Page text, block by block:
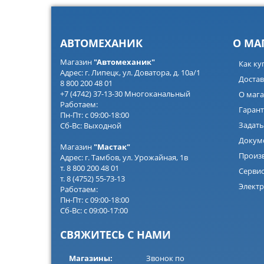
АВТОМЕХАНИК
Магазин"Автомеханик"
Адрес: г. Липецк, ул. Доватора, д. 10а/1
8 800 200 48 01
+7 (4742) 37-13-30 Многоканальный
Работаем:
Пн-Пт: с 09:00-18:00
Сб-Вс: Выходной
Магазин "Мастак"
Адрес: г. Тамбов, ул. Урожайная, 1в
т. 8 800 200 48 01
т. 8 (4752) 55-73-13
Работаем:
Пн-Пт: с 09:00-18:00
Сб-Вс: с 09:00-17:00
СВЯЖИТЕСЬ С НАМИ
Магазины: Звонок по
О
Как
О
Сервис